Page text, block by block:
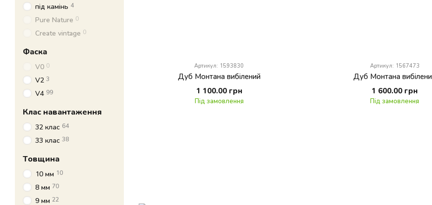
Артикул: 1593830
Дуб Монтана вибілений
1 100.00 грн
Під замовлення
Артикул: 1567473
Дуб Монтана
1 600.00 грн
Під замовлення
під камінь 4
Pure Nature 0
Create vintage 0
Фаска
V0 0
V2 3
V4 99
Клас навантаження
32 клас 64
33 клас 38
Товщина
10 мм 10
8 мм 70
9 мм 22